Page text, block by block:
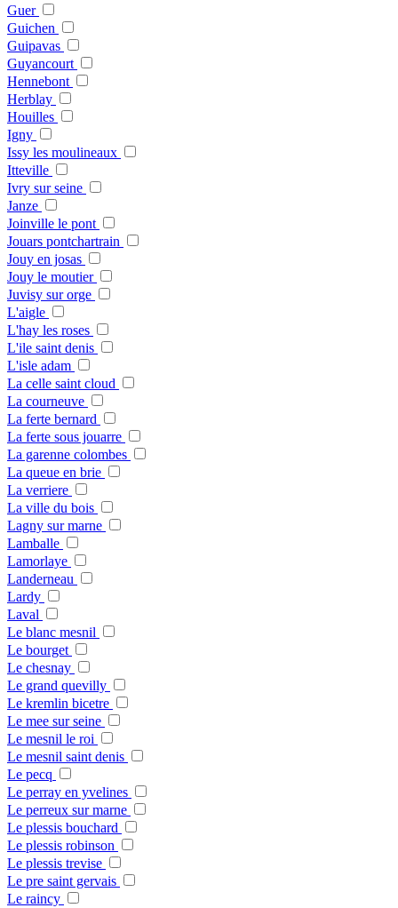
Guer
Guichen
Guipavas
Guyancourt
Hennebont
Herblay
Houilles
Igny
Issy les moulineaux
Itteville
Ivry sur seine
Janze
Joinville le pont
Jouars pontchartrain
Jouy en josas
Jouy le moutier
Juvisy sur orge
L'aigle
L'hay les roses
L'ile saint denis
L'isle adam
La celle saint cloud
La courneuve
La ferte bernard
La ferte sous jouarre
La garenne colombes
La queue en brie
La verriere
La ville du bois
Lagny sur marne
Lamballe
Lamorlaye
Landerneau
Lardy
Laval
Le blanc mesnil
Le bourget
Le chesnay
Le grand quevilly
Le kremlin bicetre
Le mee sur seine
Le mesnil le roi
Le mesnil saint denis
Le pecq
Le perray en yvelines
Le perreux sur marne
Le plessis bouchard
Le plessis robinson
Le plessis trevise
Le pre saint gervais
Le raincy